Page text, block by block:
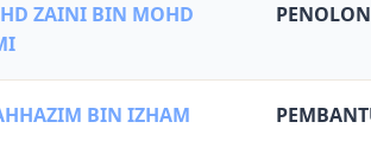
ZAINI BIN MOHD
BIN IZHAM